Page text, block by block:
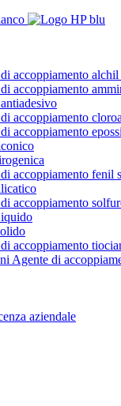
accoppiamento
accoppiamento
accoppiamento
accoppiamento
accoppiamento fenil
accoppiamento
accoppiamento
Agente di
aziendale